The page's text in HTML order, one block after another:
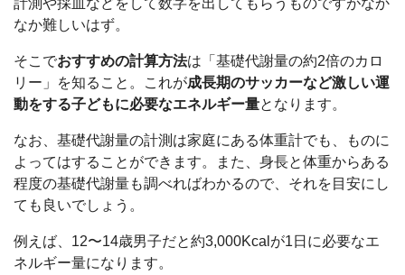
計測や採血などをして数字を出してもらうものですがなか
なか難しいはず。
そこでおすすめの計算方法は「基礎代謝量の約2倍のカロ
リー」を知ること。これが成長期のサッカーなど激しい運
動をする子どもに必要なエネルギー量となります。
なお、基礎代謝量の計測は家庭にある体重計でも、ものに
よってはすることができます。また、身長と体重からある
程度の基礎代謝量も調べればわかるので、それを目安にし
ても良いでしょう。
例えば、12〜14歳男子だと約3,000Kcalが1日に必要なエ
ネルギー量になります。